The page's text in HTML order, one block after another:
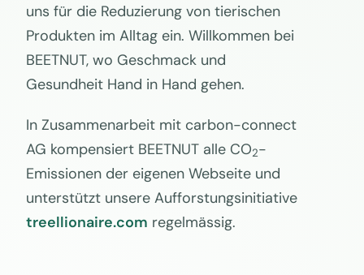
uns für die Reduzierung von tierischen
Produkten im Alltag ein. Willkommen bei
BEETNUT, wo Geschmack und
Gesundheit Hand in Hand gehen.
In Zusammenarbeit mit carbon-connect
AG kompensiert BEETNUT alle CO2-
Emissionen der eigenen Webseite und
unterstützt unsere Aufforstungsinitiative
treellionaire.com regelmässig.